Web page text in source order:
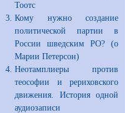
Тоотс
Кому нужно создание
политической партии в
России шведским РО? (о
Марии Петерсон)
Неотамплиеры против
теософии и рериховского
движения. История одной
аудиозаписи